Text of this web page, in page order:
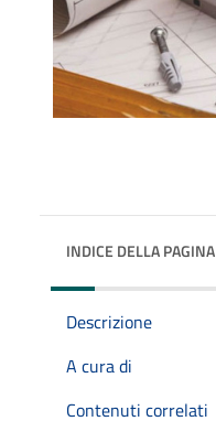
INDICE DELLA PAGINA
Descrizione
A cura di
Contenuti correlati